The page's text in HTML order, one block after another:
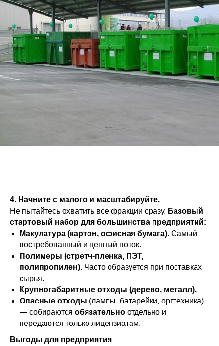
4. Начните с малого и масштабируйте.
Не пытайтесь охватить все фракции сразу. Базовый
стартовый набор для большинства предприятий:
Макулатура (картон, офисная бумага). Самый
востребованный и ценный поток.
Полимеры (стретч-пленка, ПЭТ,
полипропилен). Часто образуется при поставках
сырья.
Крупногабаритные отходы (дерево, металл).
Опасные отходы (лампы, батарейки, оргтехника)
— собираются обязательно отдельно и
передаются только лицензиатам.
Выгоды для предприятия